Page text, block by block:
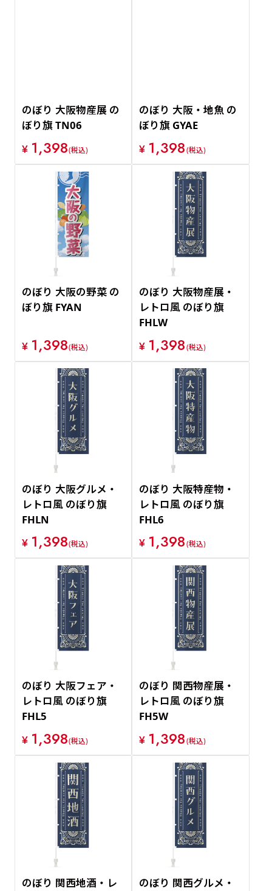
のぼり 大阪物産展 の
ぼり旗 TN06
¥ 1,398(税込)
のぼり 大阪・地魚 の
ぼり旗 GYAE
¥ 1,398(税込)
のぼり 大阪の野菜 の
ぼり旗 FYAN
¥ 1,398(税込)
のぼり 大阪物産展・
レトロ風 のぼり旗
FHLW
¥ 1,398(税込)
のぼり 大阪グルメ・
レトロ風 のぼり旗
FHLN
¥ 1,398(税込)
のぼり 大阪特産物・
レトロ風 のぼり旗
FHL6
¥ 1,398(税込)
のぼり 大阪フェア・
レトロ風 のぼり旗
FHL5
¥ 1,398(税込)
のぼり 関西物産展・
レトロ風 のぼり旗
FH5W
¥ 1,398(税込)
のぼり 関西地酒・レ
のぼり 関西グルメ・